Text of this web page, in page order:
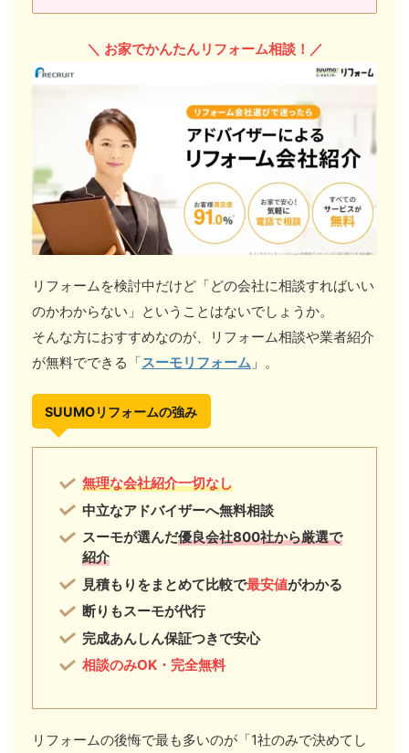
＼ お家でかんたんリフォーム相談！／
リフォームを検討中だけど「どの会社に相談すればいい
のかわからない」ということはないでしょうか。
そんな方におすすめなのが、リフォーム相談や業者紹介
が無料でできる「スーモリフォーム 」。
SUUMOリフォームの強み
無理な会社紹介一切なし
中立なアドバイザーへ無料相談
スーモが選んだ優良会社800社から厳選で
紹介
見積もりをまとめて比較で最安値がわかる
断りもスーモが代行
完成あんしん保証つきで安心
相談のみOK・完全無料
リフォームの後悔で最も多いのが「1社のみで決めてし